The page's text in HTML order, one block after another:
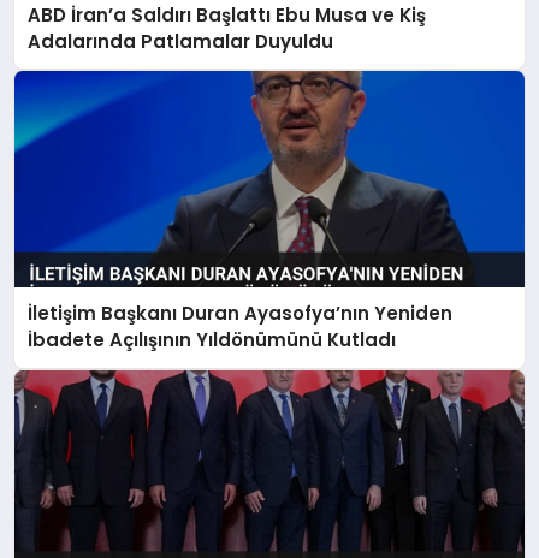
ABD İran’a Saldırı Başlattı Ebu Musa ve Kiş
Adalarında Patlamalar Duyuldu
İletişim Başkanı Duran Ayasofya’nın Yeniden
İbadete Açılışının Yıldönümünü Kutladı